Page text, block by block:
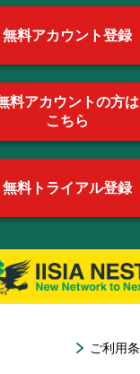
無料アカウント登録
料アカウントの方は
こちら
無料トライアル登録
ご利用